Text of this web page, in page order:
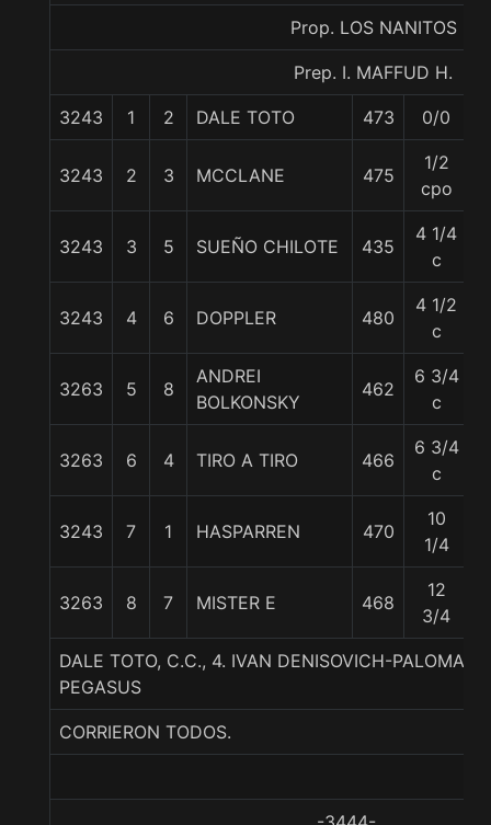
Prop. LOS NANITOS
Prep. I. MAFFUD H.
3243 1 2 DALE TOTO 473 0/0
3243 2 3 MCCLANE 475
1/2
cpo
3243 3 5 SUEÑO CHILOTE 435
4 1/4
c
3243 4 6 DOPPLER 480
4 1/2
c
3263 5 8
ANDREI
BOLKONSKY
462
6 3/4
c
3263 6 4 TIRO A TIRO 466
6 3/4
c
3243 7 1 HASPARREN 470
10
1/4
3263 8 7 MISTER E 468
12
3/4
DALE TOTO, C.C., 4. IVAN DENISOVICH-PALOMA
PEGASUS
CORRIERON TODOS.